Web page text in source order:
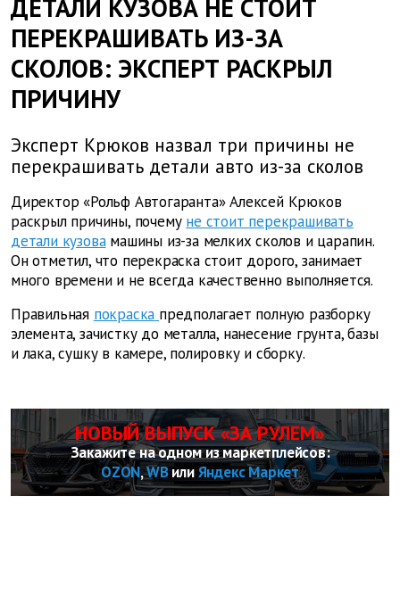
ДЕТАЛИ КУЗОВА НЕ СТОИТ
ПЕРЕКРАШИВАТЬ ИЗ-ЗА
СКОЛОВ: ЭКСПЕРТ РАСКРЫЛ
ПРИЧИНУ
Эксперт Крюков назвал три причины не
перекрашивать детали авто из-за сколов
Директор «Рольф Автогаранта» Алексей Крюков
раскрыл причины, почему не стоит перекрашивать
детали кузовамашины из-за мелких сколов и царапин.
Он отметил, что перекраска стоит дорого, занимает
много времени и не всегда качественно выполняется.
Правильная покраска предполагает полную разборку
элемента, зачистку до металла, нанесение грунта, базы
и лака, сушку в камере, полировку и сборку.
НОВЫЙ ВЫПУСК «ЗА РУЛЕМ»
Закажите на одном из маркетплейсов:
OZON,WBилиЯндекс Маркет